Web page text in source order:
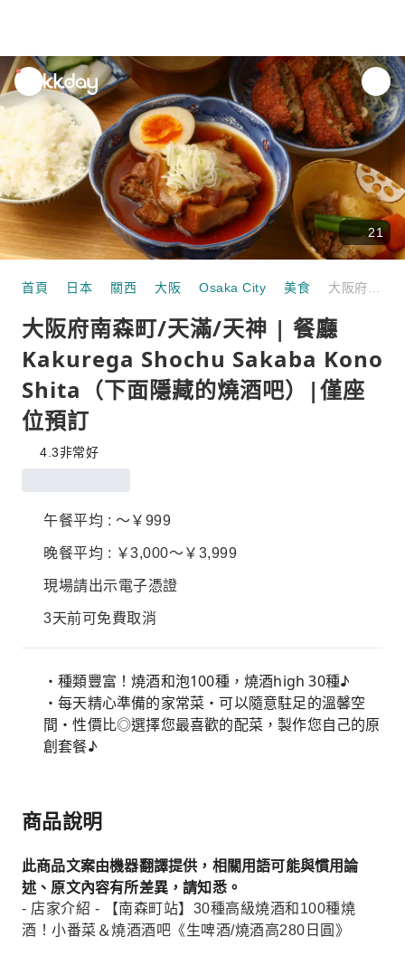
unread
notifications
21
首頁 日本 關西 大阪 Osaka City 美食
大阪府南森町/天滿/天神 | 餐廳
Kakurega Shochu Sakaba Kono
Shita（下面隱藏的燒酒吧）|僅座
位預訂
4.3非常好
午餐平均 : ～￥999
晚餐平均 : ￥3,000～￥3,999
現場請出示電子憑證
3天前可免費取消
・種類豐富！燒酒和泡100種，燒酒high 30種♪
・每天精心準備的家常菜・可以隨意駐足的溫馨空
間・性價比◎選擇您最喜歡的配菜，製作您自己的原
創套餐♪
商品說明
此商品文案由機器翻譯提供，相關用語可能與慣用論
述、原文內容有所差異，請知悉。
- 店家介紹 - 【南森町站】30種高級燒酒和100種燒
酒！小番菜＆燒酒酒吧《生啤酒/燒酒高280日圓》